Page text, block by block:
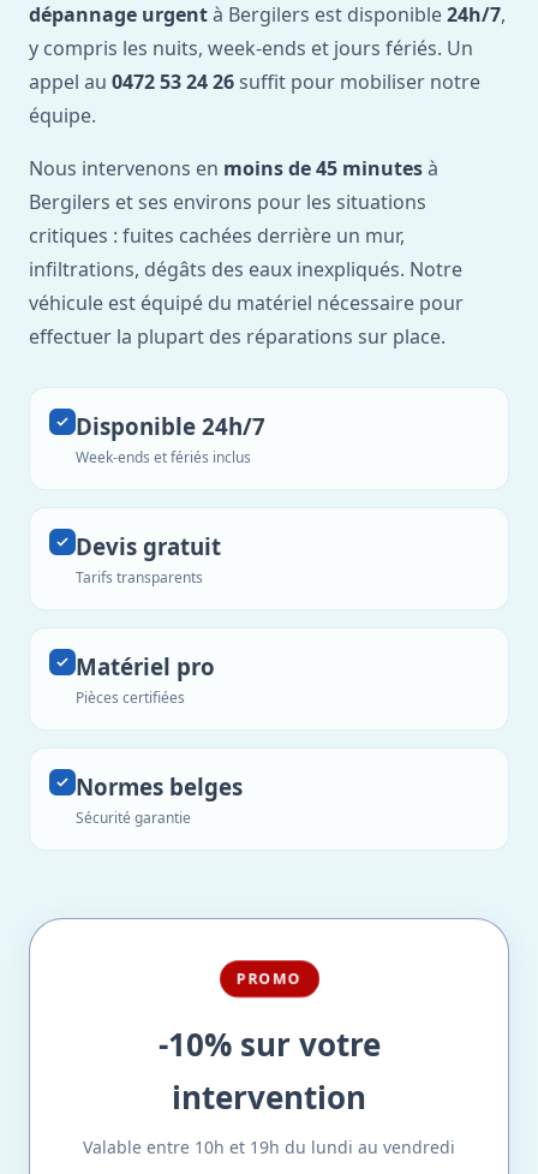
dépannage urgentà Bergilers est disponible24h/7,
y compris les nuits, week-ends et jours fériés. Un
appel au 0472 53 24 26 suffit pour mobiliser notre
équipe.
Nous intervenons en moins de 45 minutesà
Bergilers et ses environs pour les situations
critiques : fuites cachées derrière un mur,
infiltrations, dégâts des eaux inexpliqués. Notre
véhicule est équipé du matériel nécessaire pour
effectuer la plupart des réparations sur place.
Disponible 24h/7
Week-ends et fériés inclus
Devis gratuit
Tarifs transparents
Matériel pro
Pièces certifiées
Normes belges
Sécurité garantie
PROMO
-10% sur votre
intervention
Valable entre 10h et 19h du lundi au vendredi